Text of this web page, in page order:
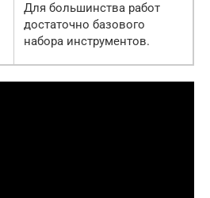
Для большинства работ
достаточно базового
набора инструментов.